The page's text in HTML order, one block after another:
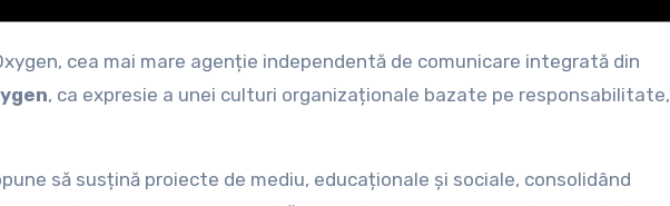
cea mai mare agenție independentă de comunicare integrată din
, ca expresie a unei culturi organizaționale bazate pe responsabilitate,
să susțină proiecte de mediu, educaționale și sociale, consolidând